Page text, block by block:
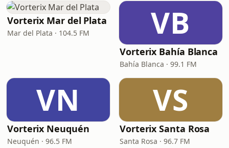
Vorterix Mar del Plata
Mar del Plata · 104.5 FM VB
Vorterix Bahía Blanca
Bahía Blanca · 99.1 FM
VN
Vorterix Neuquén
Neuquén · 96.5 FM
VS
Vorterix Santa Rosa
Santa Rosa · 96.7 FM